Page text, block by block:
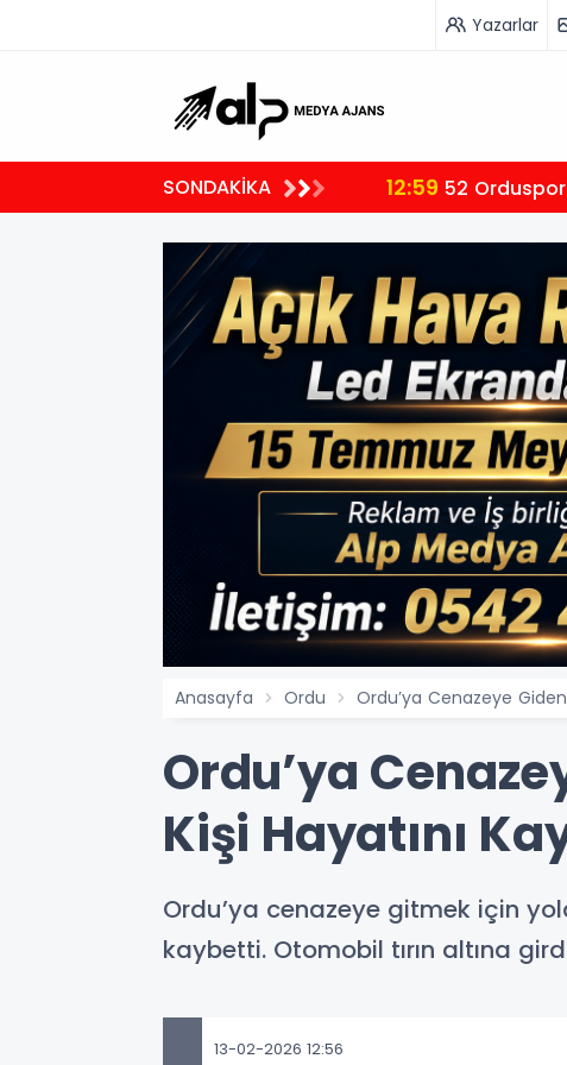
Yazarlar
SONDAKİKA 12:00 Okul
Anasayfa Ordu Ordu’ya Cenazeye Giden
Ordu’ya
Kişi Hayatını
Ordu’ya cenazeye gitmek için
kaybetti. Otomobil tırın altına
13-02-2026 12:56